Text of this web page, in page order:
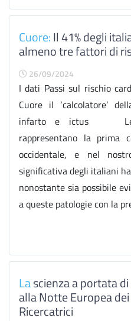
Cuore:Il 41% degli
almeno tre fattori di
26/09/2024
I dati Passi sul rischio
Cuore il ‘calcolatore’
infarto e ictus Le
rappresentano la prima
occidentale, e nel
significativa degli italiani
nonostante sia possibile
a queste patologie con la
Lascienza a portata
alla Notte Europea
Ricercatrici